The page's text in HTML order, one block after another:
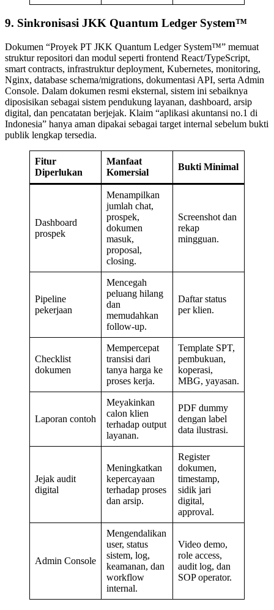
9. Sinkronisasi JKK Quantum Ledger System™
Dokumen “Proyek PT JKK Quantum Ledger System™” memuat
struktur repositori dan modul seperti frontend React/TypeScript,
smart contracts, infrastruktur deployment, Kubernetes, monitoring,
Nginx, database schema/migrations, dokumentasi API, serta Admin
Console. Dalam dokumen resmi eksternal, sistem ini sebaiknya
diposisikan sebagai sistem pendukung layanan, dashboard, arsip
digital, dan pencatatan berjejak. Klaim “aplikasi akuntansi no.1 di
Indonesia” hanya aman dipakai sebagai target internal sebelum bukti
publik lengkap tersedia.
Fitur
Diperlukan
Manfaat
Komersial
Bukti Minimal
Dashboard
prospek
Menampilkan
jumlah chat,
prospek,
dokumen
masuk,
proposal,
closing.
Screenshot dan
rekap
mingguan.
Pipeline
pekerjaan
Mencegah
peluang hilang
dan
memudahkan
follow-up.
Daftar status
per klien.
Checklist
dokumen
Mempercepat
transisi dari
tanya harga ke
proses kerja.
Template SPT,
pembukuan,
koperasi,
MBG, yayasan.
Laporan contoh
Meyakinkan
calon klien
terhadap output
layanan.
PDF dummy
dengan label
data ilustrasi.
Jejak audit
digital
Meningkatkan
kepercayaan
terhadap proses
dan arsip.
Register
dokumen,
timestamp,
sidik jari
digital,
approval.
Admin Console
Mengendalikan
user, status
sistem, log,
keamanan, dan
workflow
internal.
Video demo,
role access,
audit log, dan
SOP operator.